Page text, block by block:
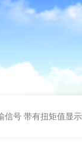
信号 带有扭矩值显